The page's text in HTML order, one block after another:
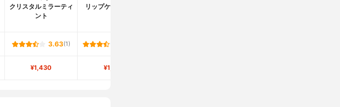
クリスタルミラーティ
ント
リップケアティント
3.63(1)
¥1,430 ¥1,398